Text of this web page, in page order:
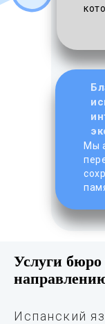
Мы
Услуги
Испанский